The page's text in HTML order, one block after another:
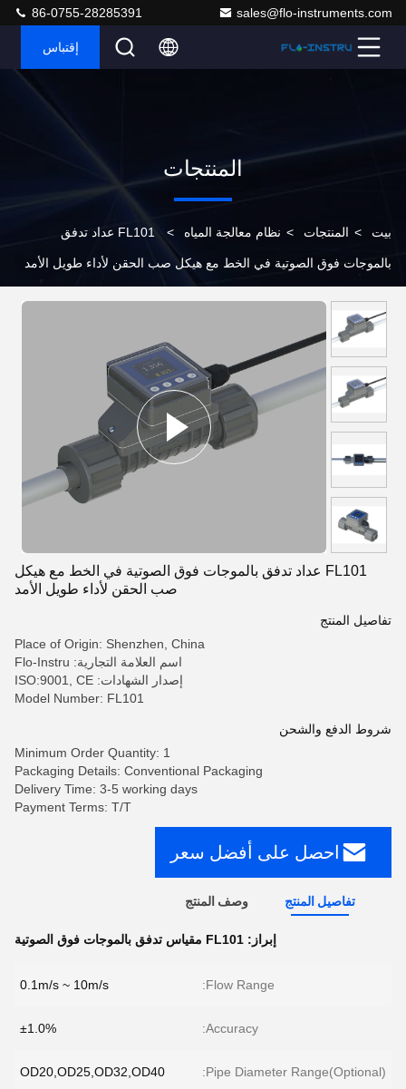
sales@flo-instruments.com
86-0755-28285391
إقتباس
المنتجات
بيت > المنتجات > نظام معالجة المياه > FL101 عداد تدفق
بالموجات فوق الصوتية في الخط مع هيكل صب الحقن لأداء طويل الأمد
FL101 عداد تدفق بالموجات فوق الصوتية في الخط مع هيكل
صب الحقن لأداء طويل الأمد
تفاصيل المنتج
Place of Origin: Shenzhen, China
اسم العلامة التجارية: Flo-Instru
إصدار الشهادات: ISO:9001, CE
Model Number: FL101
شروط الدفع والشحن
Minimum Order Quantity: 1
Packaging Details: Conventional Packaging
Delivery Time: 3-5 working days
Payment Terms: T/T
احصل على أفضل سعر
تفاصيل المنتج وصف المنتج
إبراز: FL101 مقياس تدفق بالموجات فوق الصوتية
Flow Range:
0.1m/s ~ 10m/s
Accuracy:
±1.0%
Pipe Diameter Range(Optional):
OD20,OD25,OD32,OD40